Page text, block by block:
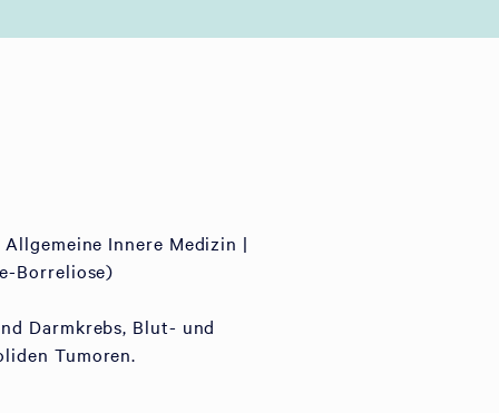
Innere Medizin |
Borreliose)
Darmkrebs, Blut- und
Tumoren.